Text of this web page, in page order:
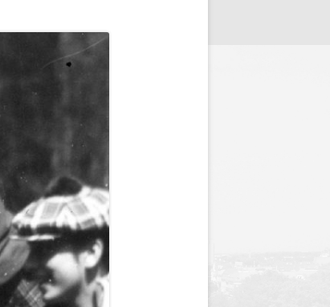
Błękitnej XIV i jej tradycje
Błękitna XIV w latach 1999 – 2004
Galeria zdjęć od 1930 roku